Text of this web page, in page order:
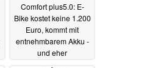
Comfort plus5.0: E-
Bike kostet keine 1.200
Euro, kommt mit
entnehmbarem Akku -
und eher